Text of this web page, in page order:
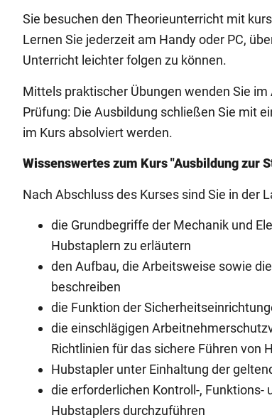
Sie besuchen den Theorieunterricht mit
Lernen Sie jederzeit am Handy oder PC,
Unterricht leichter folgen zu können.
Mittels praktischer Übungen wenden Sie
Prüfung: Die Ausbildung schließen Sie mit
im Kurs absolviert werden.
Wissenswertes zum Kurs "Ausbildung zur
Nach Abschluss des Kurses sind Sie in der
die Grundbegriffe der Mechanik und
Hubstaplern zu erläutern
den Aufbau, die Arbeitsweise sowie
beschreiben
die Funktion der
die einschlägigen
Richtlinien für das sichere Führen von
Hubstapler unter Einhaltung der
die erforderlichen Kontroll-,
Hubstaplers durchzuführen